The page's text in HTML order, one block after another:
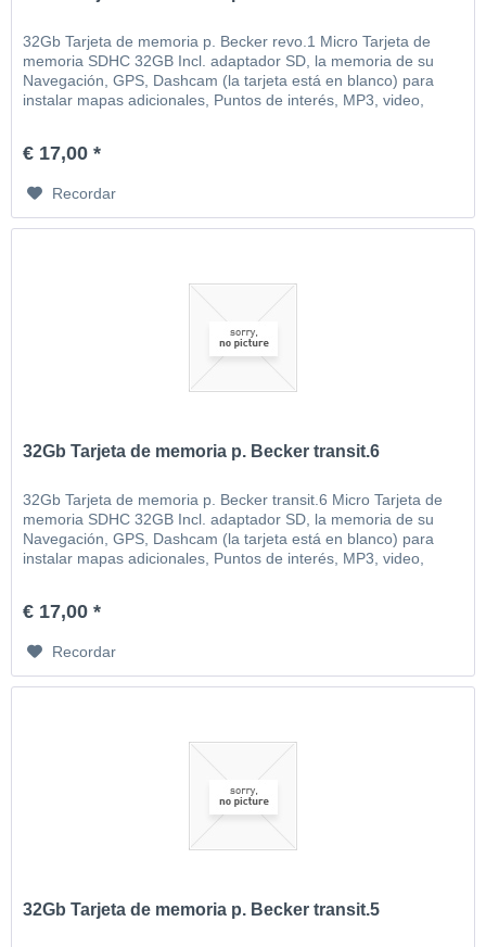
32Gb Tarjeta de memoria p. Becker revo.1 Micro Tarjeta de
memoria SDHC 32GB Incl. adaptador SD, la memoria de su
Navegación, GPS, Dashcam (la tarjeta está en blanco) para
instalar mapas adicionales, Puntos de interés, MP3, video,
€ 17,00 *
Recordar
32Gb Tarjeta de memoria p. Becker transit.6
32Gb Tarjeta de memoria p. Becker transit.6 Micro Tarjeta de
memoria SDHC 32GB Incl. adaptador SD, la memoria de su
Navegación, GPS, Dashcam (la tarjeta está en blanco) para
instalar mapas adicionales, Puntos de interés, MP3, video,
€ 17,00 *
Recordar
32Gb Tarjeta de memoria p. Becker transit.5